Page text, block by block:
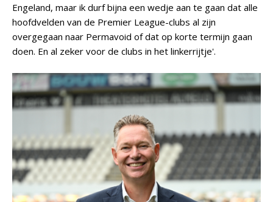
Engeland, maar ik durf bijna een wedje aan te gaan dat alle
hoofdvelden van de Premier League-clubs al zijn
overgegaan naar Permavoid of dat op korte termijn gaan
doen. En al zeker voor de clubs in het linkerrijtje'.